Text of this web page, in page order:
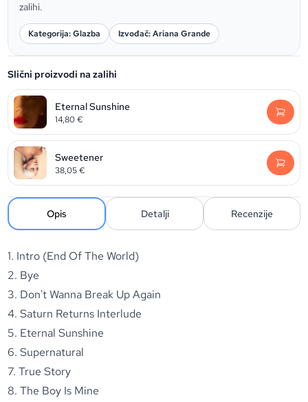
zalihi.
Kategorija: Glazba Izvođač: Ariana Grande
Slični proizvodi na zalihi
Eternal Sunshine
14,80€
Sweetener
38,05€
Opis Detalji Recenzije
1. Intro (End Of The World)
2. Bye
3. Don't Wanna Break Up Again
4. Saturn Returns Interlude
5. Eternal Sunshine
6. Supernatural
7. True Story
8. The Boy Is Mine